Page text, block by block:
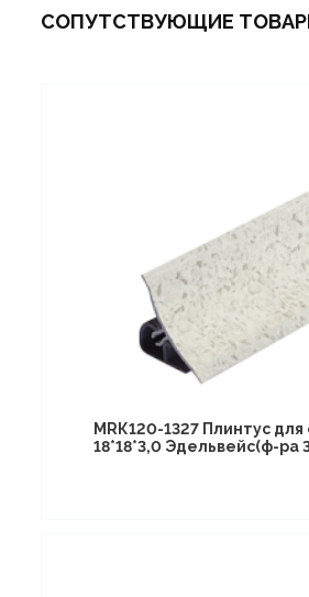
СОПУТСТВУЮЩИЕ
МRК120-1327 Плинтус
18*18*3,0 Эдельвейс(ф-ра